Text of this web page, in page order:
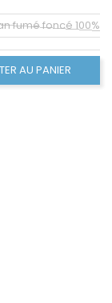
fumé foncé 100%
fumé clair 50%
AU PANIER